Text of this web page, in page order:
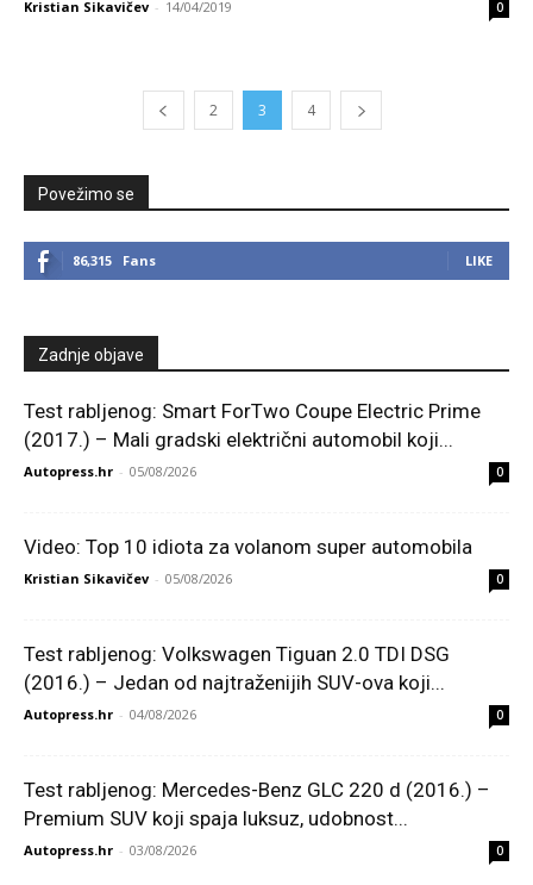
Kristian Sikavičev - 14/04/2019 0
2 3 4
Povežimo se
86,315 Fans LIKE
Zadnje objave
Test rabljenog: Smart ForTwo Coupe Electric Prime
(2017.) – Mali gradski električni automobil koji...
Autopress.hr - 05/08/2026 0
Video: Top 10 idiota za volanom super automobila
Kristian Sikavičev - 05/08/2026 0
Test rabljenog: Volkswagen Tiguan 2.0 TDI DSG
(2016.) – Jedan od najtraženijih SUV-ova koji...
Autopress.hr - 04/08/2026 0
Test rabljenog: Mercedes-Benz GLC 220 d (2016.) –
Premium SUV koji spaja luksuz, udobnost...
Autopress.hr - 03/08/2026 0